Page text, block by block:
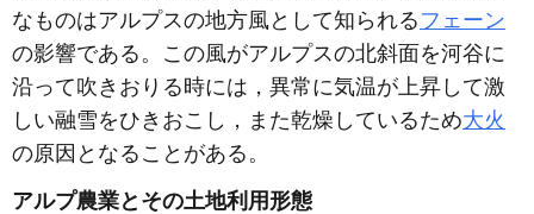
なものはアルプスの地方風として知られる フェーン
の影響である。この風がアルプスの北斜面を河谷に
沿って吹きおりる時には，異常に気温が上昇して激
しい融雪をひきおこし，また乾燥しているため大火
の原因となることがある。
アルプ農業とその土地利用形態